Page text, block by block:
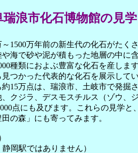
瑞浪市化石博物館の見学
1500万年前の新生代の化石がたく
海で砂や泥が積もった地層の中に
種類におよぶ豊富な化石を産します
つかった代表的な化石を展示して
15万点は、瑞浪市、土岐市で発掘
クジラ、デスモスチルス（ゾウ、
点にも及びます。これらの見学と
の森」にも寄ってみます。
岡駅ではありません）